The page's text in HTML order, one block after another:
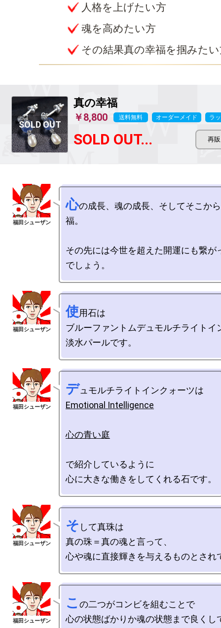
人格を上げたい方
魂を高めたい方
その結果真の幸福を掴みた
真の幸福
￥8,800 送料無料 オーダーメイド ラ
SOLD OUT...
心の成長、魂の成長、そしてそこか
福。
その先には今世を超えた開運にも繋が
使用石は
ブルーファントムデュモルチライトイ
デ
Emotional Intelligence
心の青い庭
で紹介しているように
そ して真珠は
真の珠＝真の魂と言って、
こ の二つがコンビを組むことで
心の状態ばかりか魂の状態まで良くし